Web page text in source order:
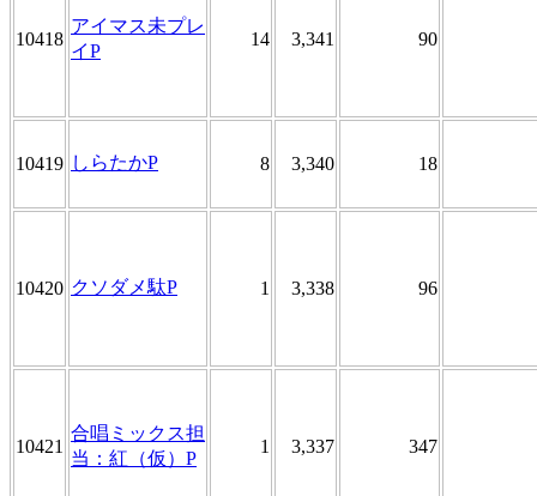
10418
アイマス未プレ
イP
14 3,341 90
10419 しらたかP 8 3,340 18
10420 クソダメ駄P 1 3,338 96
10421
合唱ミックス担
当：紅（仮）P
1 3,337 347